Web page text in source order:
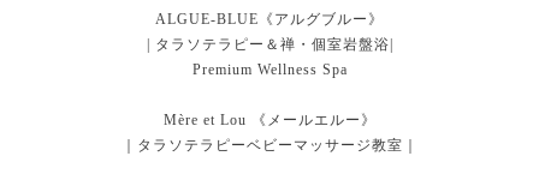
ALGUE-BLUE《アルグブルー》
| タラソテラピー＆禅・個室岩盤浴|
Premium Wellness Spa
Mère et Lou 《メールエルー》
｜タラソテラピーベビーマッサージ教室｜